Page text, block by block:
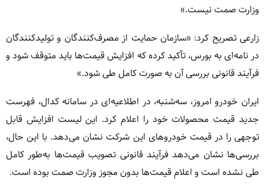
وزارت صمت نیست.»
زارعی تصریح کرد: «سازمان حمایت از مصرف‌کنندگان و تولیدکنندگان
در نامه‌ای به بورس، تأکید کرده که افزایش قیمت‌ها باید متوقف شود و
فرآیند قانونی بررسی آن به صورت کامل طی شود.»
ایران خودرو امروز، سه‌شنبه، در اطلاعیه‌ای در سامانه کدال، فهرست
جدید قیمت محصولات خود را اعلام کرد. این لیست افزایش قابل
توجهی را در قیمت خودروهای این شرکت نشان می‌دهد. با این حال،
بررسی‌ها نشان می‌دهد فرآیند قانونی تصویب قیمت‌ها به‌طور کامل
طی نشده است و اعلام قیمت‌ها بدون مجوز وزارت صمت بوده است.